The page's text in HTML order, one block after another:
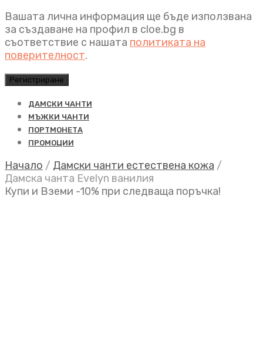
Вашата лична информация ще бъде използвана
за създаване на профил в cloe.bg в
съответствие с нашата политиката на
поверителност.
Регистриране
ДАМСКИ ЧАНТИ
МЪЖКИ ЧАНТИ
ПОРТМОНЕТА
ПРОМОЦИИ
Начало / Дамски чанти естествена кожа /
Дамска чанта Evelyn ванилия
Купи и Вземи -10% при следваща поръчка!